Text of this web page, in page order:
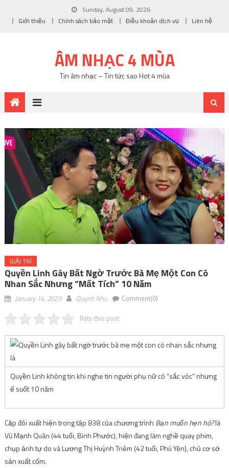
Sunday, August 09, 2026
Giới thiệu
Chính sách bảo mật Điều khoản dịch vụ Liên hệ
ÂM NHẠC 4 MÙA
Tin âm nhạc – Tin tức sao Hot 4 mùa
GIẢI TRÍ
Quyền Linh Gây Bất Ngờ Trước Bà Mẹ Một Con Có
Nhan Sắc Nhưng “mất Tích” 10 Năm
January 14, 2023 Quynh Nhu Comment(0)
Rate this post
Quyền Linh không tin khi nghe tin người phụ nữ có “sắc vóc” nhưng
ế suốt 10 năm
Cặp đôi xuất hiện trong tập 838 của chương trình Bạn muốn hẹn hò?là
Vũ Mạnh Quân (44 tuổi, Bình Phước), hiện đang làm nghề quay phim,
chụp ảnh tự do và Lương Thị Huỳnh Triêm (42 tuổi, Phú Yên), chủ cơ sở
sản xuất cốm.